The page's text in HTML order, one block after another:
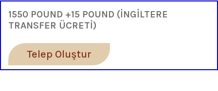
1550 POUND +15 POUND (İNGİLTERE
TRANSFER ÜCRETİ)
Telep Oluştur